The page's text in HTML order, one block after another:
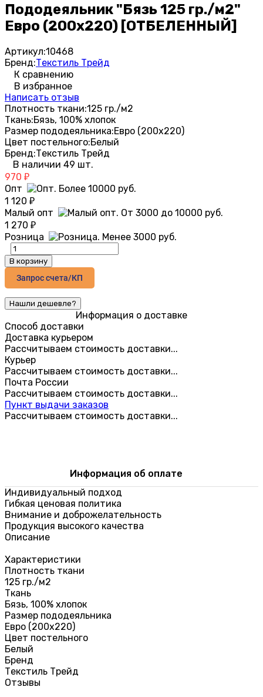
Пододеяльник "Бязь 125 гр./м2"
Евро (200х220) [ОТБЕЛЕННЫЙ]
Артикул:10468
Бренд:Текстиль Трейд
К сравнению
В избранное
Написать отзыв
Плотность ткани:125 гр./м2
Ткань:Бязь, 100% хлопок
Размер пододеяльника:Евро (200х220)
Цвет постельного:Белый
Бренд:Текстиль Трейд
В наличии 49 шт.
970 ₽
Опт
1 120 ₽
Малый опт
1 270 ₽
Розница
В корзину
Запрос счета/КП
Информация о доставке
Способ доставки
Доставка курьером
Рассчитываем стоимость доставки...
Курьер
Рассчитываем стоимость доставки...
Почта России
Рассчитываем стоимость доставки...
Пункт выдачи заказов
Рассчитываем стоимость доставки...
Информация об оплате
Индивидуальный подход
Гибкая ценовая политика
Внимание и доброжелательность
Продукция высокого качества
Описание
Характеристики
Плотность ткани
125 гр./м2
Ткань
Бязь, 100% хлопок
Размер пододеяльника
Евро (200х220)
Цвет постельного
Белый
Бренд
Текстиль Трейд
Отзывы